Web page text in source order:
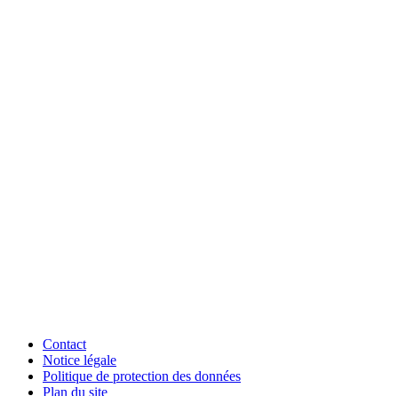
Contact
Notice légale
Politique de protection des données
Plan du site